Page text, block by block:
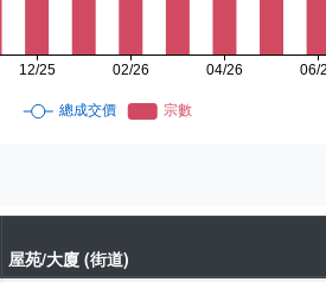
屋苑/大廈 (街道)